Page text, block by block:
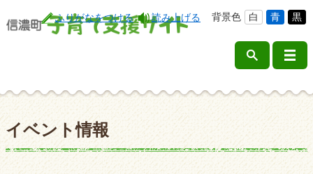
ふりがなをつける 読み上げる 背景色 白 青 黒
イベント情報